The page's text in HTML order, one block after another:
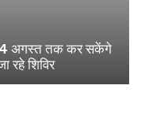
14 अगस्त तक कर सकेंगे
रहे शिविर